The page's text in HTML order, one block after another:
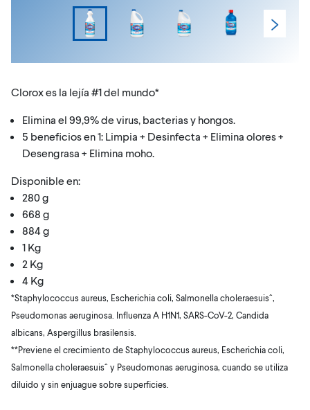
Clorox es la lejía #1 del mundo*
Elimina el 99,9% de virus, bacterias y hongos.
5 beneficios en 1: Limpia + Desinfecta + Elimina olores +
Desengrasa + Elimina moho.
Disponible en:
280 g
668 g
884 g
1 Kg
2 Kg
4 Kg
*Staphylococcus aureus, Escherichia coli, Salmonella choleraesuisˆ,
Pseudomonas aeruginosa. Influenza A H1N1, SARS-CoV-2, Candida
albicans, Aspergillus brasilensis.
**Previene el crecimiento de Staphylococcus aureus, Escherichia coli,
Salmonella choleraesuisˆ y Pseudomonas aeruginosa, cuando se utiliza
diluido y sin enjuague sobre superficies.